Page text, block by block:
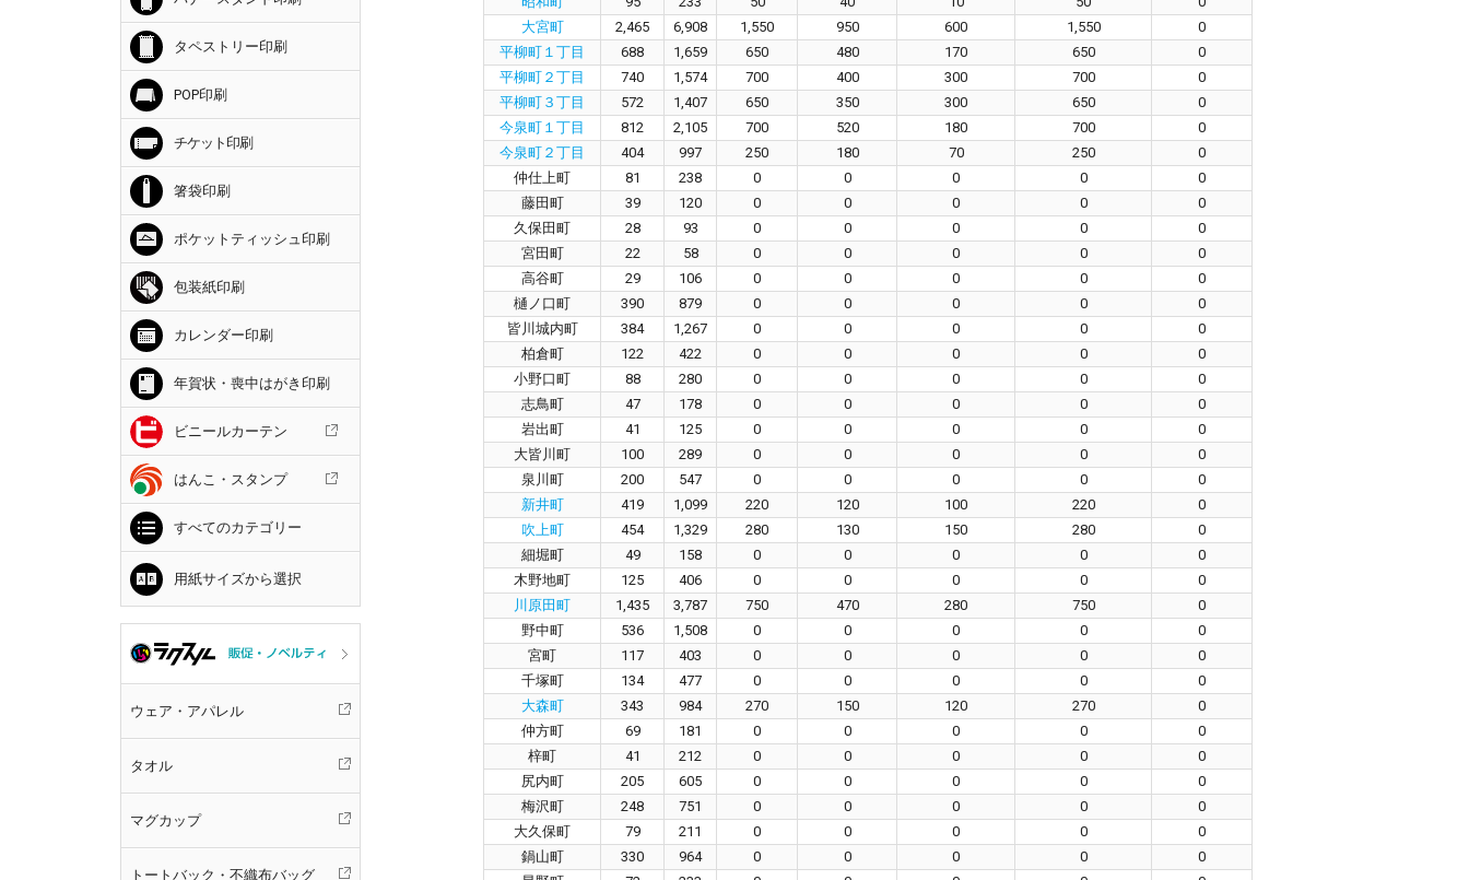
タペストリー印刷
POP印刷
チケット印刷
箸袋印刷
ポケットティッシュ印刷
包装紙印刷
カレンダー印刷
年賀状・喪中はがき印刷
ビニールカーテン
はんこ・スタンプ
すべてのカテゴリー
用紙サイズから選択
ウェア・アパレル
タオル
マグカップ
トートバック・不織布バッグ
大宮町
2,465 6,908 1,550 950 600 1,550
0
平柳町１丁目
688 1,659 650 480 170 650
0
平柳町２丁目
740 1,574 700 400 300 700
0
平柳町３丁目
572 1,407 650 350 300 650
0
今泉町１丁目
812 2,105 700 520 180 700
0
今泉町２丁目
404 997 250 180 70 250
0
仲仕上町
81 238 0 0 0 0
0
藤田町
39 120 0 0 0 0
0
久保田町
28 93 0 0 0 0
0
宮田町
22 58 0 0 0 0
0
高谷町
29 106 0 0 0 0
0
樋ノ口町
390 879 0 0 0 0
0
皆川城内町
384 1,267 0 0 0 0
0
柏倉町
122 422 0 0 0 0
0
小野口町
88 280 0 0 0 0
0
志鳥町
47 178 0 0 0 0
0
岩出町
41 125 0 0 0 0
0
大皆川町
100 289 0 0 0 0
0
泉川町
200 547 0 0 0 0
0
新井町
419 1,099 220 120 100 220
0
吹上町
454 1,329 280 130 150 280
0
細堀町
49 158 0 0 0 0
0
木野地町
125 406 0 0 0 0
0
川原田町
1,435 3,787 750 470 280 750
0
野中町
536 1,508 0 0 0 0
0
宮町
117 403 0 0 0 0
0
千塚町
134 477 0 0 0 0
0
大森町
343 984 270 150 120 270
0
仲方町
69 181 0 0 0 0
0
梓町
41 212 0 0 0 0
0
尻内町
205 605 0 0 0 0
0
梅沢町
248 751 0 0 0 0
0
大久保町
79 211 0 0 0 0
0
鍋山町
330 964 0 0 0 0
0